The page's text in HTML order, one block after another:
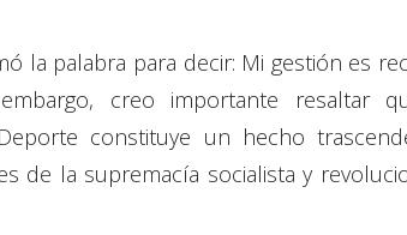
la palabra para decir: Mi gestión es
creo importante resaltar
constituye un hecho
de la supremacía socialista y